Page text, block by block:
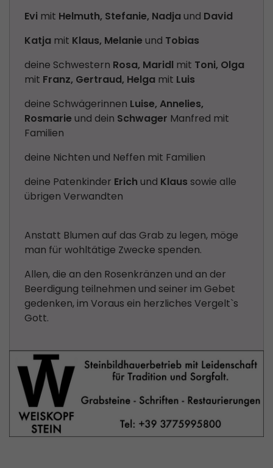
Evi mit Helmuth, Stefanie, Nadja und David
Katja mit Klaus, Melanie und Tobias
deine Schwestern Rosa, Maridl mit Toni, Olga
mit Franz, Gertraud, Helga mit Luis
deine Schwägerinnen Luise, Annelies,
Rosmarie und dein Schwager Manfred mit
Familien
deine Nichten und Neffen mit Familien
deine Patenkinder Erich und Klaus sowie alle
übrigen Verwandten
Anstatt Blumen auf das Grab zu legen, möge
man für wohltätige Zwecke spenden.
Allen, die an den Rosenkränzen und an der
Beerdigung teilnehmen und seiner im Gebet
gedenken, im Voraus ein herzliches Vergelt`s
Gott.